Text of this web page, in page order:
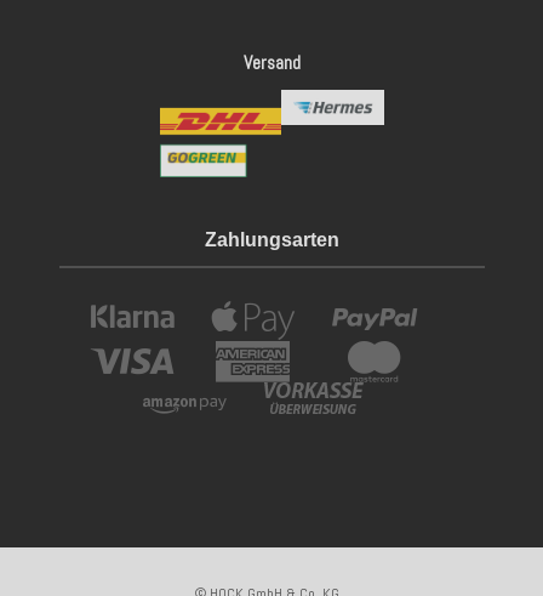
Versand
Zahlungsarten